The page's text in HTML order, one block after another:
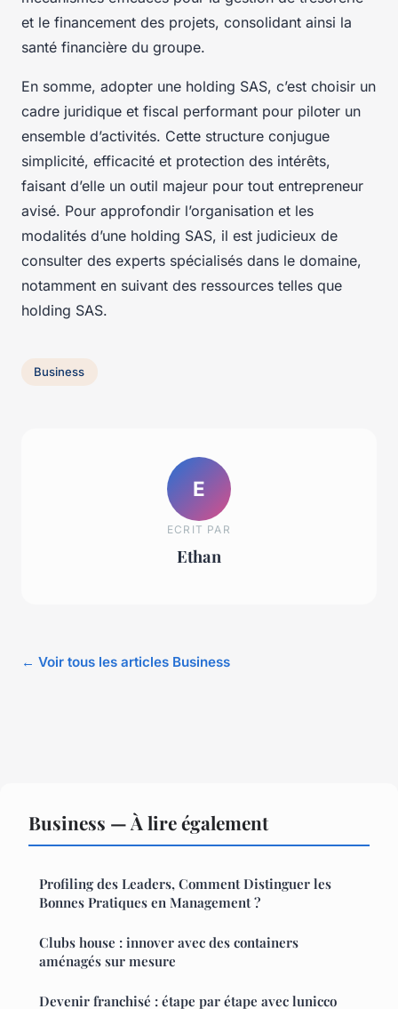
et le financement des projets, consolidant ainsi la
santé financière du groupe.
En somme, adopter une holding SAS, c’est choisir un
cadre juridique et fiscal performant pour piloter un
ensemble d’activités. Cette structure conjugue
simplicité, efficacité et protection des intérêts,
faisant d’elle un outil majeur pour tout entrepreneur
avisé. Pour approfondir l’organisation et les
modalités d’une holding SAS, il est judicieux de
consulter des experts spécialisés dans le domaine,
notamment en suivant des ressources telles que
holding SAS.
Business
E
ECRIT PAR
Ethan
← Voir tous les articles Business
Business — À lire également
Profiling des Leaders, Comment Distinguer les
Bonnes Pratiques en Management ?
Clubs house : innover avec des containers
aménagés sur mesure
Devenir franchisé : étape par étape avec lunicco